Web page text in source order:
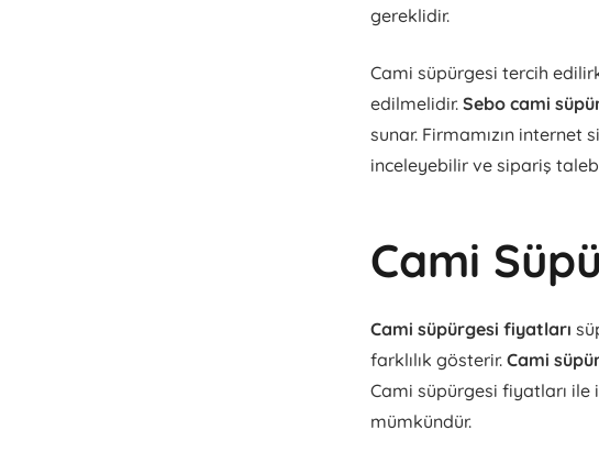
gereklidir.
Cami süpürgesi tercih
edilmelidir.Sebo cami
sunar. Firmamızın
inceleyebilir ve sipariş
Cami
Cami süpürgesi fiyatları
farklılık gösterir.Cami
Cami süpürgesi fiyatları
mümkündür.